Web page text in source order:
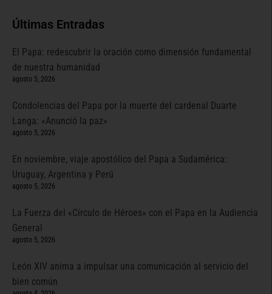
Últimas Entradas
El Papa: redescubrir la oración como dimensión fundamental
de nuestra humanidad
agosto 5, 2026
Condolencias del Papa por la muerte del cardenal Duarte
Langa: «Anunció la paz»
agosto 5, 2026
En noviembre, viaje apostólico del Papa a Sudamérica:
Uruguay, Argentina y Perú
agosto 5, 2026
La Fuerza del «Círculo de Héroes» con el Papa en la Audiencia
General
agosto 5, 2026
León XIV anima a impulsar una comunicación al servicio del
bien común